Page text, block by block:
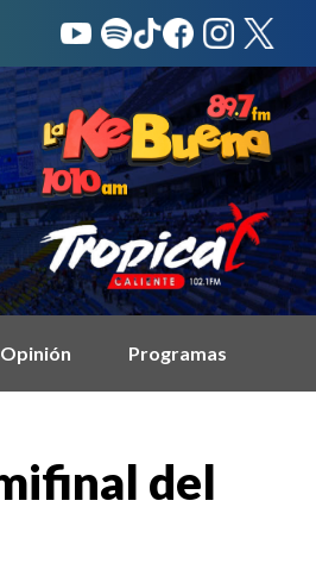
Opinión Programas
del